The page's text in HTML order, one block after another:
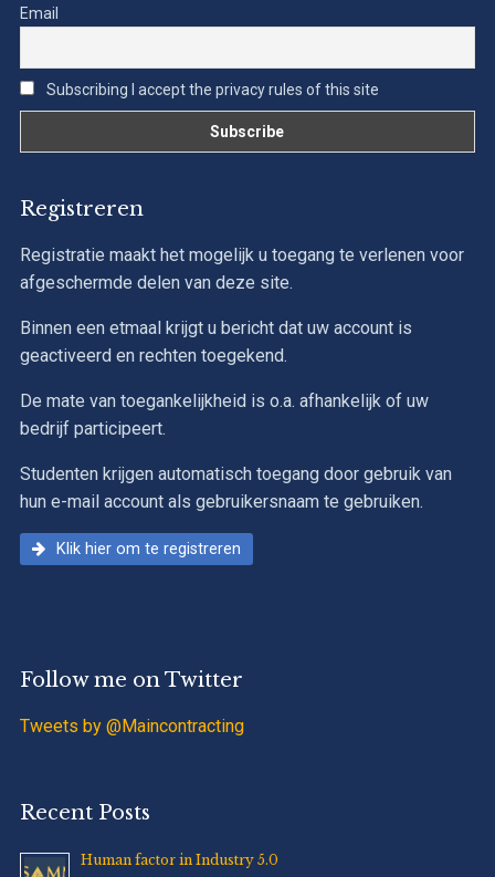
Email
Subscribing I accept the privacy rules of this site
Registreren
Registratie maakt het mogelijk u toegang te verlenen voor
afgeschermde delen van deze site.
Binnen een etmaal krijgt u bericht dat uw account is
geactiveerd en rechten toegekend.
De mate van toegankelijkheid is o.a. afhankelijk of uw
bedrijf participeert.
Studenten krijgen automatisch toegang door gebruik van
hun e-mail account als gebruikersnaam te gebruiken.
Klik hier om te registreren
Follow me on Twitter
Tweets by @Maincontracting
Recent Posts
Human factor in Industry 5.0